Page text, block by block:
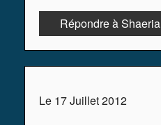
Répondre à Shaeria
Le 17 Juillet 2012